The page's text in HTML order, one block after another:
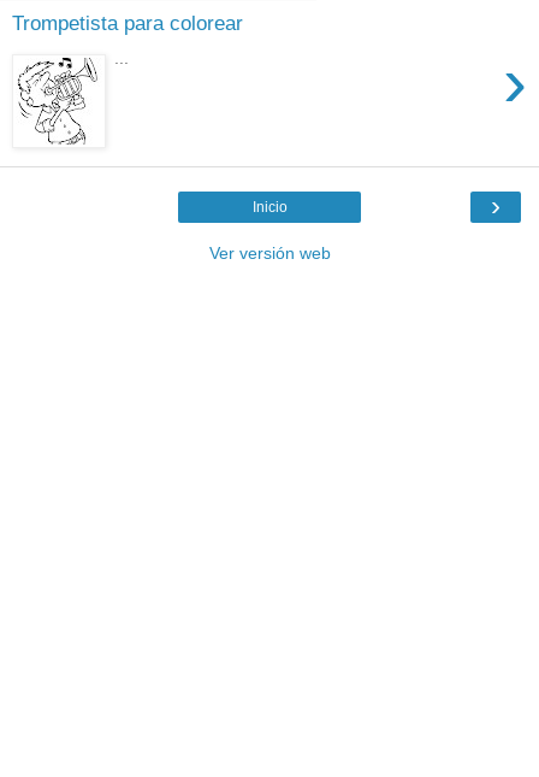
Trompetista para colorear
›
›
Inicio
Ver versión web